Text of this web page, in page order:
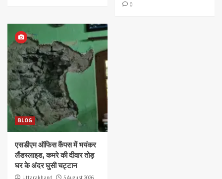
0
BLOG
एसडीएम ऑफिस कैंपस में भयंकर
लैंडस्लाइड, कमरे की दीवार तोड़
घर के अंदर घुसी चट्टान
Uttarakhand 5 August 2026